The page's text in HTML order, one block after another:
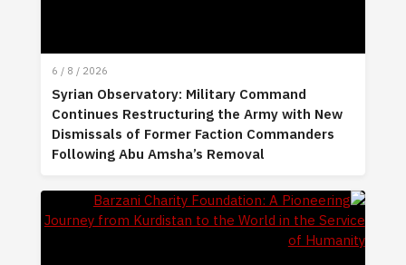
6 / 8 / 2026
Syrian Observatory: Military Command
Continues Restructuring the Army with New
Dismissals of Former Faction Commanders
Following Abu Amsha’s Removal